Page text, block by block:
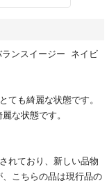
ランスイージー ネイビ
ても綺麗な状態です。
な状態です。
れており、新しい品物
こちらの品は現行品の